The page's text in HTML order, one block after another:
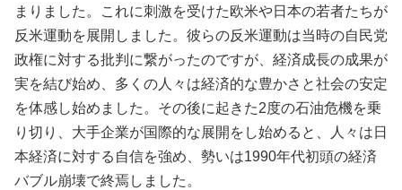
まりました。これに刺激を受けた欧米や日本の若者たちが
反米運動を展開しました。彼らの反米運動は当時の自民党
政権に対する批判に繋がったのですが、経済成長の成果が
実を結び始め、多くの人々は経済的な豊かさと社会の安定
を体感し始めました。その後に起きた2度の石油危機を乗
り切り、大手企業が国際的な展開をし始めると、人々は日
本経済に対する自信を強め、勢いは1990年代初頭の経済
バブル崩壊で終焉しました。